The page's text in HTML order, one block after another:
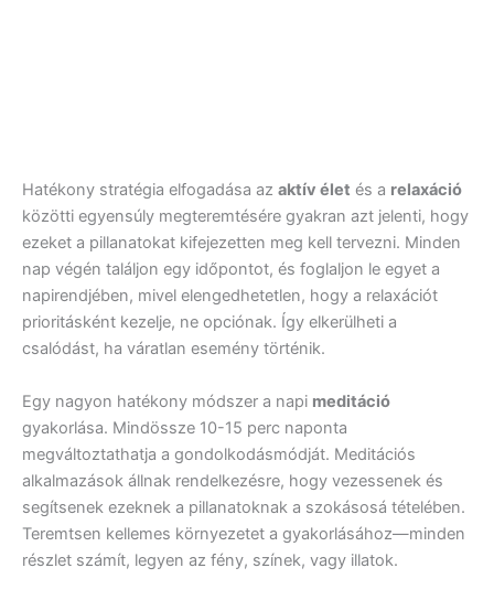
Hatékony stratégia elfogadása az aktív élet és a relaxáció
közötti egyensúly megteremtésére gyakran azt jelenti, hogy
ezeket a pillanatokat kifejezetten meg kell tervezni. Minden
nap végén találjon egy időpontot, és foglaljon le egyet a
napirendjében, mivel elengedhetetlen, hogy a relaxációt
prioritásként kezelje, ne opciónak. Így elkerülheti a
csalódást, ha váratlan esemény történik.
Egy nagyon hatékony módszer a napi meditáció
gyakorlása. Mindössze 10-15 perc naponta
megváltoztathatja a gondolkodásmódját. Meditációs
alkalmazások állnak rendelkezésre, hogy vezessenek és
segítsenek ezeknek a pillanatoknak a szokásosá tételében.
Teremtsen kellemes környezetet a gyakorlásához—minden
részlet számít, legyen az fény, színek, vagy illatok.